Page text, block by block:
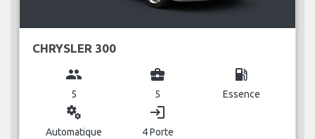
CHRYSLER 300
group
5
business_center
5
local_gas_station
Essence
miscellaneous_services
Automatique
login
4 Porte